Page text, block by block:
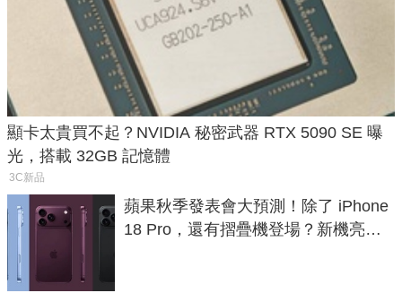
顯卡太貴買不起？NVIDIA 秘密武器 RTX 5090 SE 曝
光，搭載 32GB 記憶體
3C新品
蘋果秋季發表會大預測！除了 iPhone
18 Pro，還有摺疊機登場？新機亮點